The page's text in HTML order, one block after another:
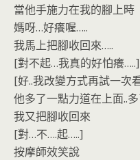
當他手施力在我的腳上時
媽呀…好癢喔…..
我馬上把腳收回來…..
[對不起…我真的好怕癢…..]
[好..我改變方式再試一次
他多了一點力道在上面..
我又把腳收回來
[對…不….起…..]
按摩師效笑說